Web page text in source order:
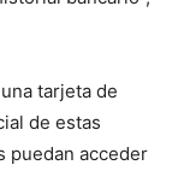
tarjeta de
de estas
puedan acceder